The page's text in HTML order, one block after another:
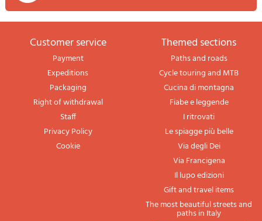
Customer service
Payment
Expeditions
Packaging
Right of withdrawal
Staff
Privacy Policy
Cookie
themed sections
Paths and roads
Cycle touring and MTB
Cucina di montagna
Fiabe e leggende
I ritrovati
Le spiagge più belle
Via degli Dei
Via Francigena
Il lupo edizioni
Gift and travel items
The most beautiful streets and
paths in Italy